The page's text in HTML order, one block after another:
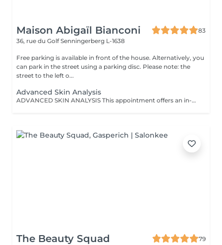
Maison Abigaïl Bianconi
83
36, rue du GolfSenningerberg L-1638
Free parking is available in front of the house. Alternatively, you
can park in the street using a parking disc. Please note: the
street to the left o...
Advanced Skin Analysis
ADVANCED SKIN ANALYSIS This appointment offers an in-depth skin analysis, combining professional expertise with technology-assisted diagnostics. With this analysis tool, it is possible to precisely observe the skin's true condition and identify various concerns such as dehydration, sensitivity, imperfections, enlarged pores, pigmentation spots, UV damage, or early signs of aging. This approach goes beyond traditional observation, providing a reliable and accurate diagnosis. At the end of the appointment, a personalized care plan is proposed to guide you toward the most appropriate treatments or protocols. An essential appointment to better understand your skin and implement a targeted, coherent, and effective skincare strategy. DEDUCTIBLE WHEN STARTING A PROTOCOL OR PURCHASING SUITABLE PRODUCTS (from 3 products).
The Beauty Squad
79